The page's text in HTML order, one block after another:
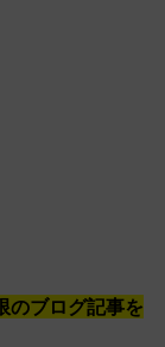
のブログ記事を